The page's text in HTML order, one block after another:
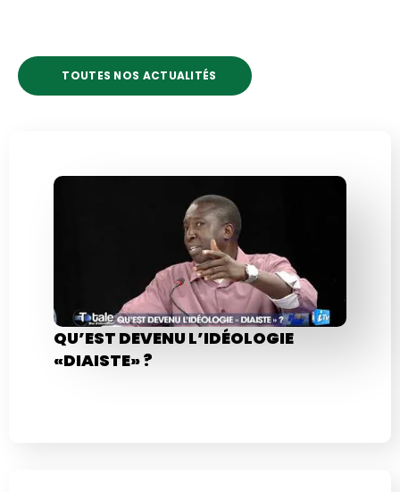
TOUTES NOS ACTUALITÉS
QU’EST DEVENU L’IDÉOLOGIE
«DIAISTE» ?